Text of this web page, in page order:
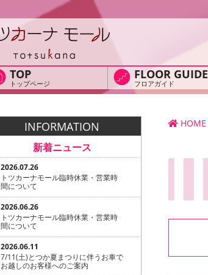
TOP
トップページ
FLOOR GUIDE
フロアガイド
HOME
INFORMATION
新着ニュース
2026.07.26
トツカーナモール臨時休業・営業時
間について
2026.06.26
トツカーナモール臨時休業・営業時
間について
2026.06.11
7/11(土)とつか夏まつりに伴うお車で
お越しのお客様へのご案内